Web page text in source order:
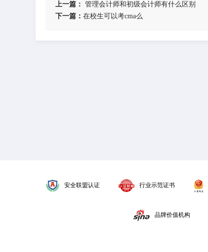
上一篇： ​管理会计师和初级会计师有什么区别
下一篇： ​在校生可以考cma么
安全联盟认证 行业示范证书
品牌价值机构